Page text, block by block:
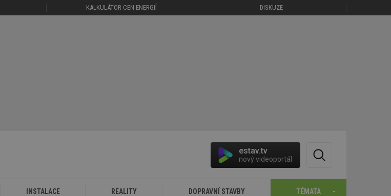
KALKULÁTOR CEN ENERGIÍ DISKUZE
estav.tv
nový videoportál
INSTALACE REALITY DOPRAVNÍ STAVBY TÉMATA